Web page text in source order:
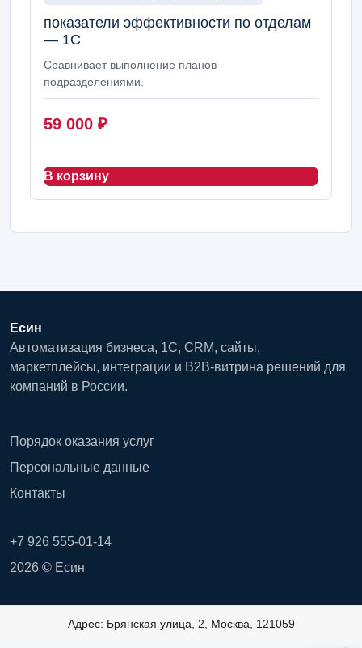
показатели эффективности по отделам
— 1С
Сравнивает выполнение планов
подразделениями.
59 000 ₽
В корзину
Есин
Автоматизация бизнеса, 1С, CRM, сайты,
маркетплейсы, интеграции и B2B-витрина решений для
компаний в России.
Порядок оказания услуг
Персональные данные
Контакты
+7 926 555-01-14
2026 © Есин
Адрес: Брянская улица, 2, Москва, 121059